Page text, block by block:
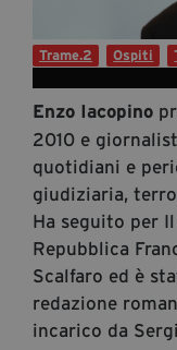
Cartella Stampa
Rassegna
Partecipa
Diventa Partner
Dona
Chi Siamo
Enzo Iacopino
2010 e
quotidiani e
giudiziaria,
Ha seguito per
Repubblica
Scalfaro ed è
redazione
incarico da
Trame.2 Ospiti